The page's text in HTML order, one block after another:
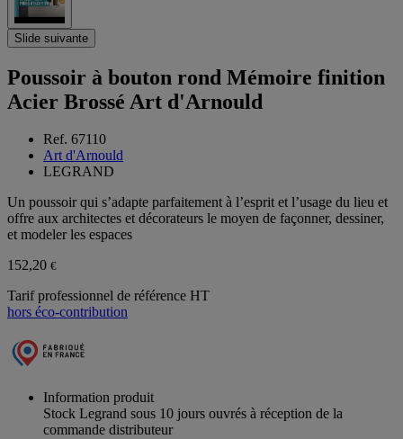
Slide suivante
Poussoir à bouton rond Mémoire finition
Acier Brossé Art d'Arnould
Ref. 67110
Art d'Arnould
LEGRAND
Un poussoir qui s’adapte parfaitement à l’esprit et l’usage du lieu et
offre aux architectes et décorateurs le moyen de façonner, dessiner,
et modeler les espaces
152,20 €
Tarif professionnel de référence HT
hors éco-contribution
Information produit
Stock Legrand sous 10 jours ouvrés à réception de la
commande distributeur